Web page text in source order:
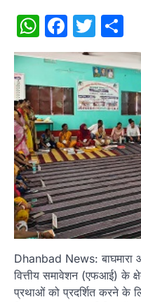
WhatsApp
Dhanbad News: बाघमारा
वित्तीय समावेशन (एफआई) के
प्रथाओं को प्रदर्शित करने के